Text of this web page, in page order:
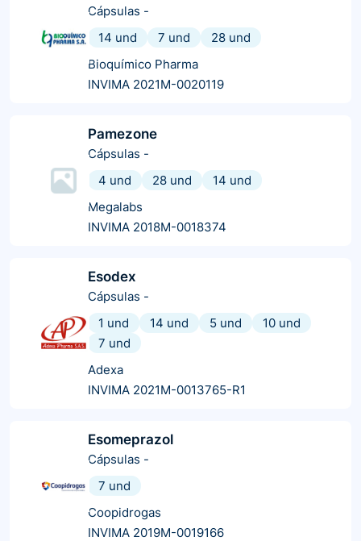
Cápsulas -
14 und
7 und
28 und
Bioquímico Pharma
INVIMA 2021M-0020119
Pamezone
Cápsulas -
4 und
28 und
14 und
Megalabs
INVIMA 2018M-0018374
Esodex
Cápsulas -
1 und
14 und 5 und
10 und
7 und
Adexa
INVIMA 2021M-0013765-R1
Esomeprazol
Cápsulas -
7 und
Coopidrogas
INVIMA 2019M-0019166